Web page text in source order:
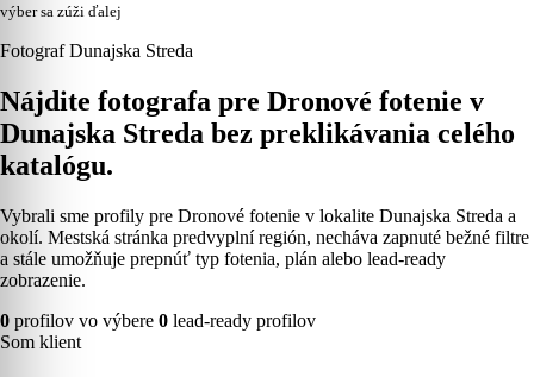
výber sa zúži ďalej
Fotograf Dunajska Streda
Nájdite fotografa pre Dronové fotenie v
Dunajska Streda bez preklikávania celého
katalógu.
Vybrali sme profily pre Dronové fotenie v lokalite Dunajska Streda a
okolí. Mestská stránka predvyplní región, necháva zapnuté bežné filtre
a stále umožňuje prepnúť typ fotenia, plán alebo lead-ready
zobrazenie.
0 profilov vo výbere 0 lead-ready profilov
Som klient